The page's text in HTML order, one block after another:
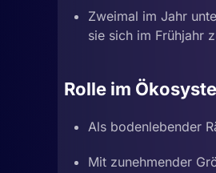
Zweimal im Jahr
sie sich im Frühjahr
Rolle im
Als bodenlebender
Mit zunehmender